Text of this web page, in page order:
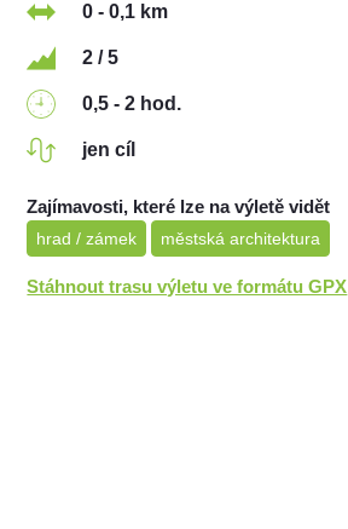
0 - 0,1 km
2 / 5
0,5 - 2 hod.
jen cíl
Zajímavosti, které lze na výletě vidět
hrad / zámek městská architektura
Stáhnout trasu výletu ve formátu GPX